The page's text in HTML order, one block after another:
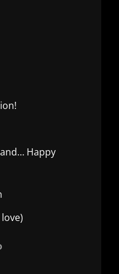
Happy